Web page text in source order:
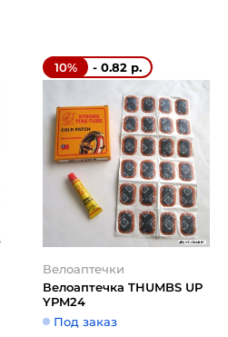
10% - 0.82 р.
Велоаптечки
Велоаптечка THUMBS UP
YPM24
Под заказ